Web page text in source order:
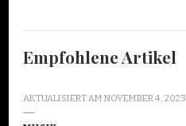
Empfohlene Artikel
AKTUALISIERT AM NOVEMBER 4, 2023